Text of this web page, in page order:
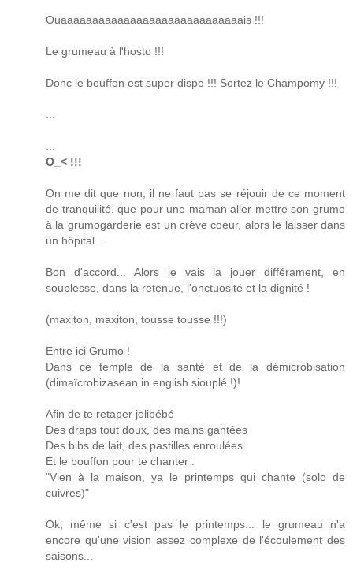
Ouaaaaaaaaaaaaaaaaaaaaaaaaaaaaais !!!
Le grumeau à l'hosto !!!
Donc le bouffon est super dispo !!! Sortez le Champomy !!!
O_< !!!
On me dit que non, il ne faut pas se réjouir de ce moment
de tranquilité, que pour une maman aller mettre son grumo
à la grumogarderie est un crève coeur, alors le laisser dans
un hôpital...
Bon d'accord... Alors je vais la jouer différament, en
souplesse, dans la retenue, l'onctuosité et la dignité !
(maxiton, maxiton, tousse tousse !!!)
Entre ici Grumo !
Dans ce temple de la santé et de la démicrobisation
(dimaïcrobizasean in english siouplé !)!
Afin de te retaper jolibébé
Des draps tout doux, des mains gantées
Des bibs de lait, des pastilles enroulées
Et le bouffon pour te chanter :
"Vien à la maison, ya le printemps qui chante (solo de
cuivres)"
Ok, même si c'est pas le printemps... le grumeau n'a
encore qu'une vision assez complexe de l'écoulement des
saisons...